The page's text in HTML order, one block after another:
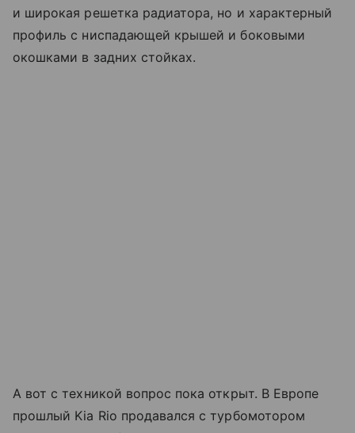
и широкая решетка радиатора, но и характерный
профиль с ниспадающей крышей и боковыми
окошками в задних стойках.
А вот с техникой вопрос пока открыт. В Европе
прошлый Kia Rio продавался с турбомотором